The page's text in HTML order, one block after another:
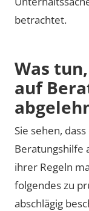
betrachtet.
Was
auf
Sie sehen,
Beratungshilfe
ihrer Regeln
folgendes zu
abschlägig